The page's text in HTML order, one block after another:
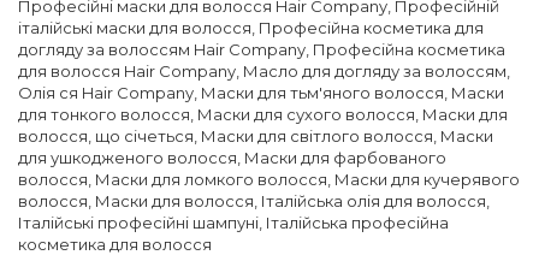
Професійні маски для волосся Hair Company Професійній
італійські маски для волосся Професійна косметика для
догляду за волоссям Hair Company Професійна косметика
для волосся Hair Company Масло для догляду за волоссям
Олія ся Hair Company Маски для тьм'яного волосся Маски
для тонкого волосся Маски для сухого волосся Маски для
волосся, що січеться Маски для світлого волосся Маски
для ушкодженого волосся Маски для фарбованого
волосся Маски для ломкого волосся Маски для кучерявого
волосся Маски для волосся Італійська олія для волосся
Італійські професійні шампуні Італійська професійна
косметика для волосся